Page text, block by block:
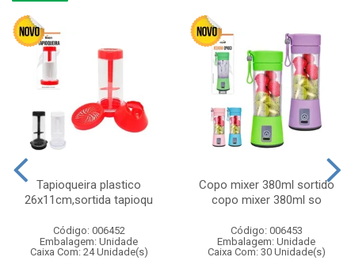
Tapioqueira plastico
26x11cm,sortida tapioqu
Código: 006452
Embalagem: Unidade
Caixa Com: 24 Unidade(s)
Copo mixer 380ml sortido
copo mixer 380ml so
Código: 006453
Embalagem: Unidade
Caixa Com: 30 Unidade(s)